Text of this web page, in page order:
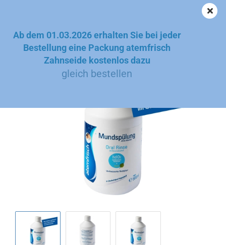
Ab dem 01.03.2026 erhalten Sie bei jeder
Bestellung eine Packung atemfrisch
Zahnseide kostenlos dazu
gleich bestellen
atemfrisch® Mundspülung 500 ml